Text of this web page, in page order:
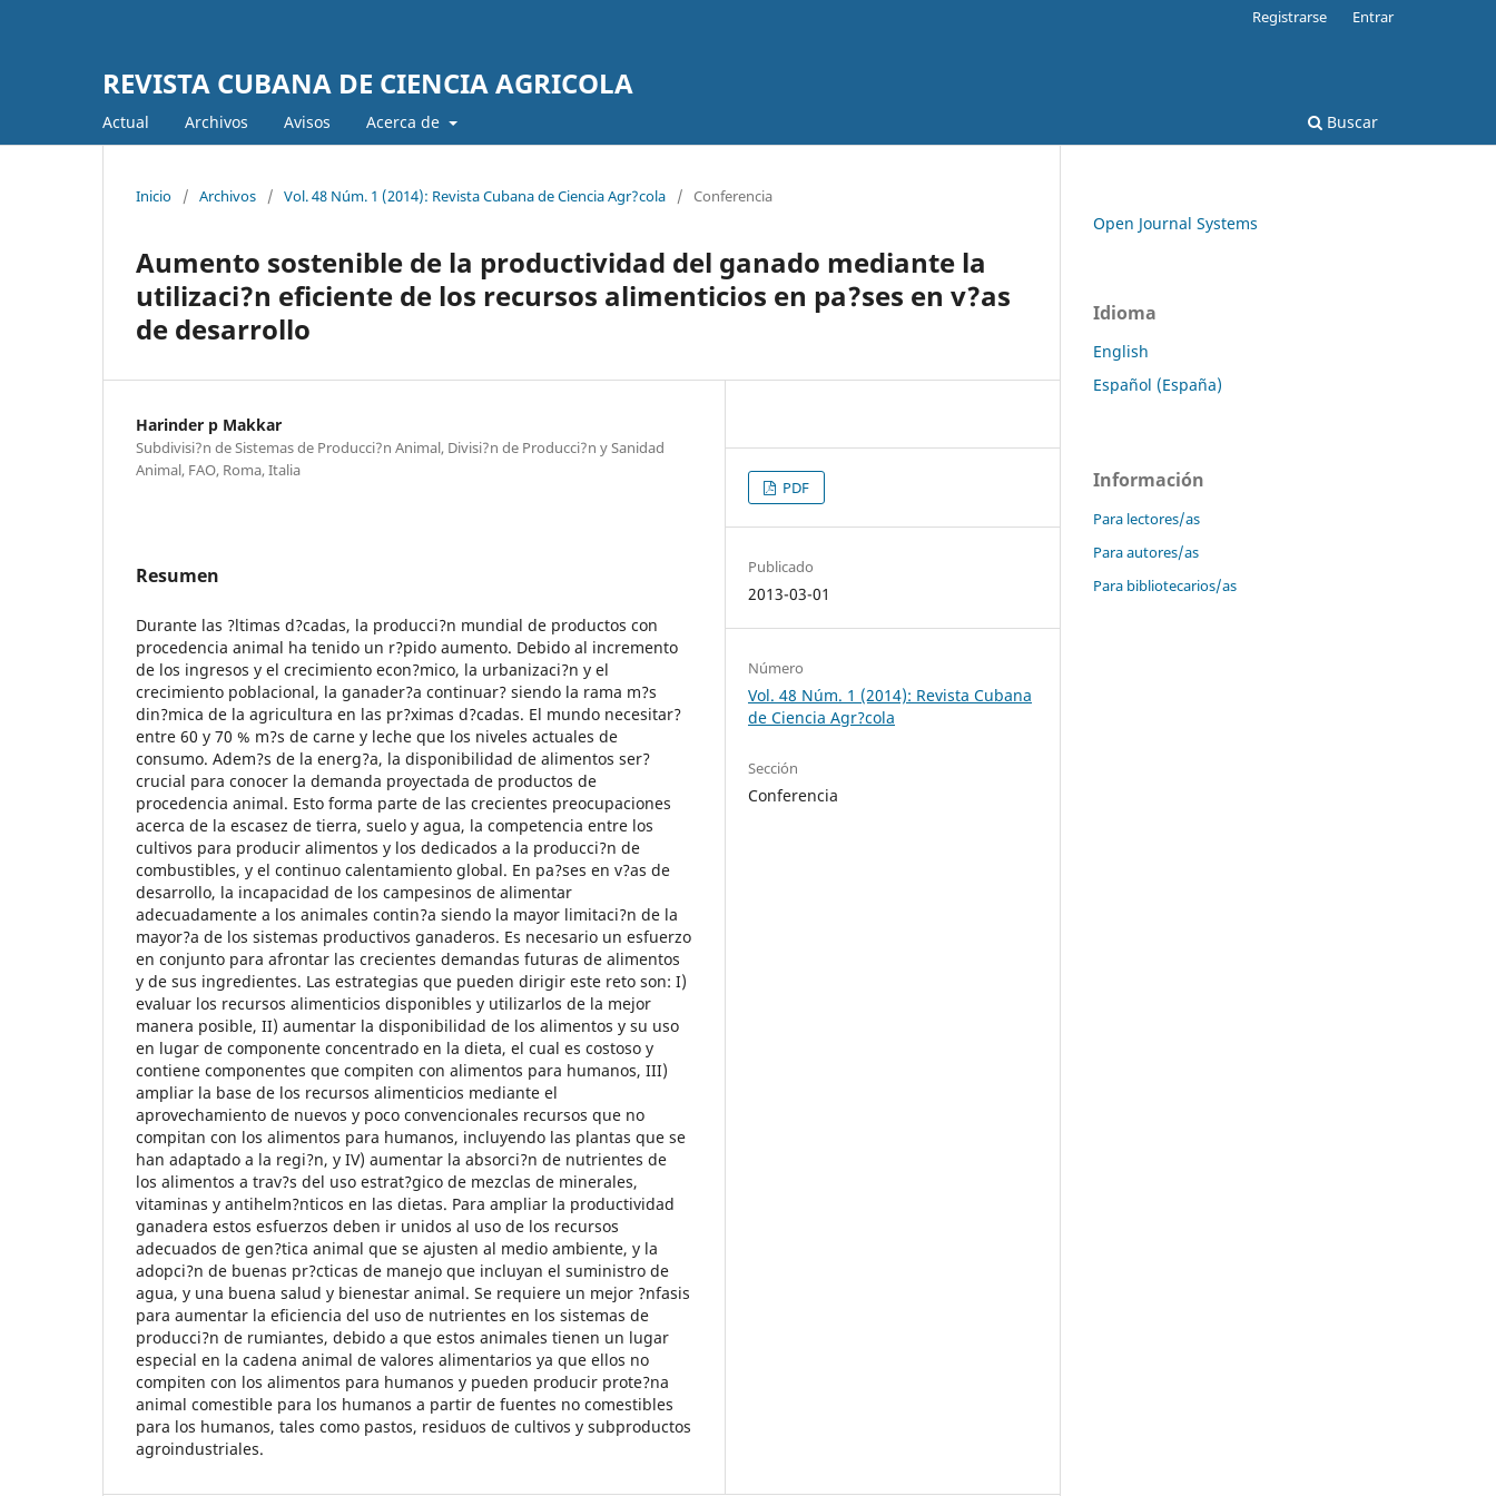
REVISTA CUBANA DE CIENCIA AGRICOLA
Actual Archivos Avisos Acerca de Buscar
Registrarse Entrar
Inicio / Archivos / Vol. 48 Núm. 1 (2014): Revista Cubana de Ciencia Agr?cola / Conferencia
Aumento sostenible de la productividad del ganado mediante la
utilizaci?n eficiente de los recursos alimenticios en pa?ses en v?as
de desarrollo
Harinder p Makkar
Subdivisi?n de Sistemas de Producci?n Animal, Divisi?n de Producci?n y Sanidad
Animal, FAO, Roma, Italia
Resumen
Durante las ?ltimas d?cadas, la producci?n mundial de productos con
procedencia animal ha tenido un r?pido aumento. Debido al incremento
de los ingresos y el crecimiento econ?mico, la urbanizaci?n y el
crecimiento poblacional, la ganader?a continuar? siendo la rama m?s
din?mica de la agricultura en las pr?ximas d?cadas. El mundo necesitar?
entre 60 y 70 % m?s de carne y leche que los niveles actuales de
consumo. Adem?s de la energ?a, la disponibilidad de alimentos ser?
crucial para conocer la demanda proyectada de productos de
procedencia animal. Esto forma parte de las crecientes preocupaciones
acerca de la escasez de tierra, suelo y agua, la competencia entre los
cultivos para producir alimentos y los dedicados a la producci?n de
combustibles, y el continuo calentamiento global. En pa?ses en v?as de
desarrollo, la incapacidad de los campesinos de alimentar
adecuadamente a los animales contin?a siendo la mayor limitaci?n de la
mayor?a de los sistemas productivos ganaderos. Es necesario un esfuerzo
en conjunto para afrontar las crecientes demandas futuras de alimentos
y de sus ingredientes. Las estrategias que pueden dirigir este reto son: I)
evaluar los recursos alimenticios disponibles y utilizarlos de la mejor
manera posible, II) aumentar la disponibilidad de los alimentos y su uso
en lugar de componente concentrado en la dieta, el cual es costoso y
contiene componentes que compiten con alimentos para humanos, III)
ampliar la base de los recursos alimenticios mediante el
aprovechamiento de nuevos y poco convencionales recursos que no
compitan con los alimentos para humanos, incluyendo las plantas que se
han adaptado a la regi?n, y IV) aumentar la absorci?n de nutrientes de
los alimentos a trav?s del uso estrat?gico de mezclas de minerales,
vitaminas y antihelm?nticos en las dietas. Para ampliar la productividad
ganadera estos esfuerzos deben ir unidos al uso de los recursos
adecuados de gen?tica animal que se ajusten al medio ambiente, y la
adopci?n de buenas pr?cticas de manejo que incluyan el suministro de
agua, y una buena salud y bienestar animal. Se requiere un mejor ?nfasis
para aumentar la eficiencia del uso de nutrientes en los sistemas de
producci?n de rumiantes, debido a que estos animales tienen un lugar
especial en la cadena animal de valores alimentarios ya que ellos no
compiten con los alimentos para humanos y pueden producir prote?na
animal comestible para los humanos a partir de fuentes no comestibles
para los humanos, tales como pastos, residuos de cultivos y subproductos
agroindustriales.
PDF
Publicado
2013-03-01
Número
Vol. 48 Núm. 1 (2014): Revista Cubana
de Ciencia Agr?cola
Sección
Conferencia
Open Journal Systems
Idioma
English
Español (España)
Información
Para lectores/as
Para autores/as
Para bibliotecarios/as